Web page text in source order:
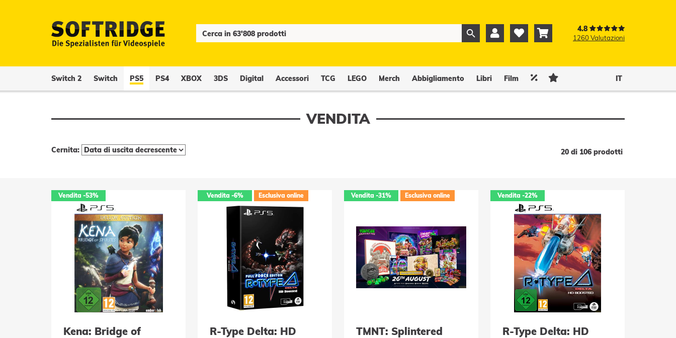
   4.8
1260 Valutazioni
Switch 2 Switch PS5 PS4 XBOX 3DS Digital Accessori TCG LEGO Merch Abbigliamento Libri Film   IT
VENDITA
Cernita: 20 di 106 prodotti
Vendita -53%
Kena: Bridge of
Vendita -6% Esclusiva online
R-Type Delta: HD
Vendita -31% Esclusiva online
TMNT: Splintered
Vendita -22%
R-Type Delta: HD